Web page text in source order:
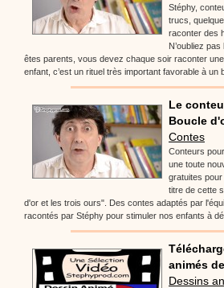
Stéphy,
trucs,
raconter des
N’oubliez
êtes parents, vous devez chaque soir raconter
enfant, c’est un rituel très important favorable à un
Le
Boucle
Contes
Conteurs
une toute
gratuites
titre de cette
d'or et les trois ours". Des contes adaptés par
racontés par Stéphy pour stimuler nos enfants à
animés
Dessins